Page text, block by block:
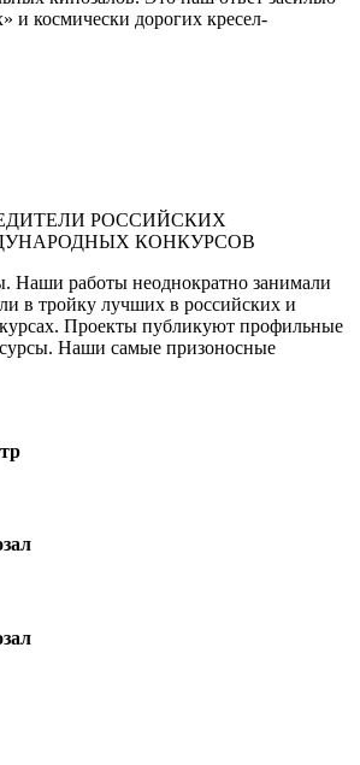
и космически дорогих кресел-
РОССИЙСКИХ
КОНКУРСОВ
работы неоднократно занимали
в тройку лучших в российских и
Проекты публикуют профильные
Наши самые призоносные